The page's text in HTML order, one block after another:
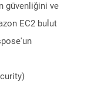
güvenliğini ve
EC2 bulut